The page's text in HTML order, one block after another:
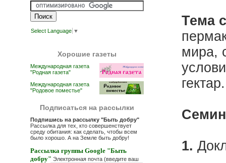
Select Language ▼
Хорошие газеты
Международная газета
"Родная газета"
Международная газета
"Родовое поместье"
Подписаться на рассылки
Подпишись на рассылку "Быть добру"
Рассылка для тех, кто совершенствует
среду обитания: как сделать, чтобы всем
было хорошо. А на Земле быть добру!
Рассылка группы Google "Быть
добру" Электронная почта (введите ваш
Тема
мира,
гектар.
1.